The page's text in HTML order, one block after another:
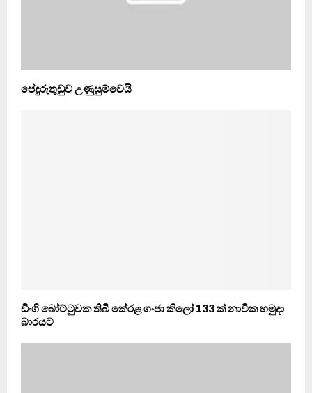
පේදුරුතුඩුව උණුසුම්වෙයි
ඩිංගි බෝට්ටුවක තිබී කේරළ ගංජා කිලෝ 133 ක් නාවික හමුදා
බාරයට